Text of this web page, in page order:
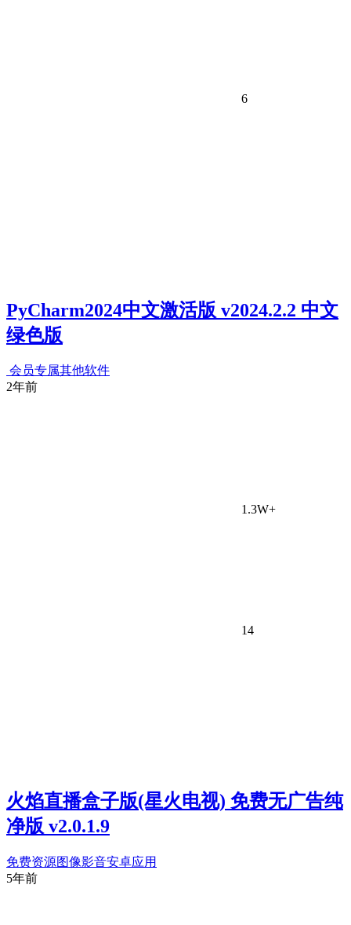
6
PyCharm2024中文激活版 v2024.2.2 中文
绿色版
会员专属其他软件
2年前
1.3W+
14
火焰直播盒子版(星火电视) 免费无广告纯
净版 v2.0.1.9
免费资源图像影音安卓应用
5年前